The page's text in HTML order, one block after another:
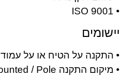
• ISO 9001
יישומים
• התקנה על הטיח או על עמוד
• מיקום התקנה Ceiling / Wall-mounted / Pole